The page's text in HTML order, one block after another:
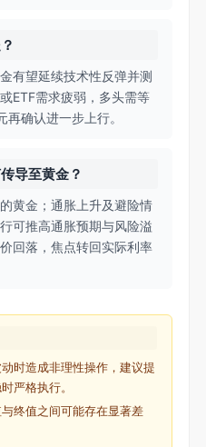
有望延续技术性反弹并测
ETF需求疲弱，多头需等
确认进一步上行。
导至黄金？
黄金；通胀上升及避险情
可推高通胀预期与风险溢
回落，焦点转回实际利率
时造成非理性操作，建议提
严格执行。
终值之间可能存在显著差